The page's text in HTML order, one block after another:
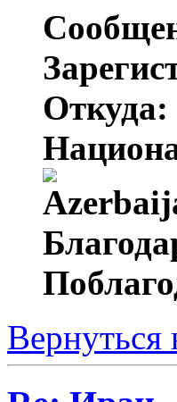
Откуда:
Вернуться